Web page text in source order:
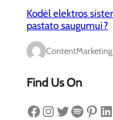
Kodėl elektros
pastato saugumui?
ContentMarketing
Find Us On
Facebook Instagram Twitter Spotify Pinterest LinkedIn